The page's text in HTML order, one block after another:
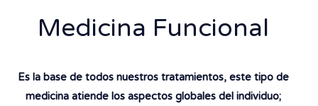
Medicina Funcional
Es la base de todos nuestros tratamientos, este tipo de
medicina atiende los aspectos globales del individuo;